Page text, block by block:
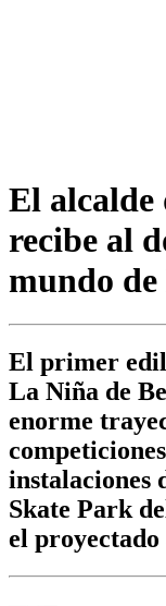
El alcalde
recibe al
mundo
El primer edil
La Niña de
enorme
instalaciones
Skate Park
el